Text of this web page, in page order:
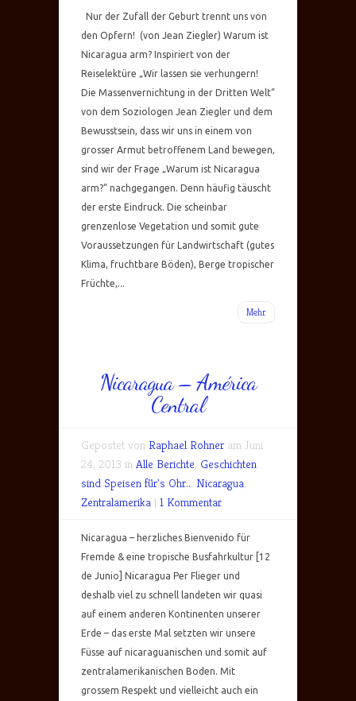
Nur der Zufall der Geburt trennt uns von
den Opfern! (von Jean Ziegler) Warum ist
Nicaragua arm? Inspiriert von der
Reiselektüre „Wir lassen sie verhungern!
Die Massenvernichtung in der Dritten Welt“
von dem Soziologen Jean Ziegler und dem
Bewusstsein, dass wir uns in einem von
grosser Armut betroffenem Land bewegen,
sind wir der Frage „Warum ist Nicaragua
arm?“ nachgegangen. Denn häufig täuscht
der erste Eindruck. Die scheinbar
grenzenlose Vegetation und somit gute
Voraussetzungen für Landwirtschaft (gutes
Klima, fruchtbare Böden), Berge tropischer
Früchte,...
Mehr
Nicaragua – América
Central
Gepostet von Raphael Rohner am Juni
24, 2013 in Alle Berichte, Geschichten
sind Speisen für's Ohr.., Nicaragua,
Zentralamerika | 1 Kommentar
Nicaragua – herzliches Bienvenido für
Fremde & eine tropische Busfahrkultur [12
de Junio] Nicaragua Per Flieger und
deshalb viel zu schnell landeten wir quasi
auf einem anderen Kontinenten unserer
Erde – das erste Mal setzten wir unsere
Füsse auf nicaraguanischen und somit auf
zentralamerikanischen Boden. Mit
grossem Respekt und vielleicht auch ein